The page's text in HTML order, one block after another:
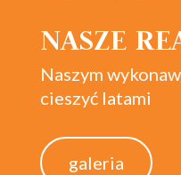
NASZE
Naszym
cieszyć latami
galeria